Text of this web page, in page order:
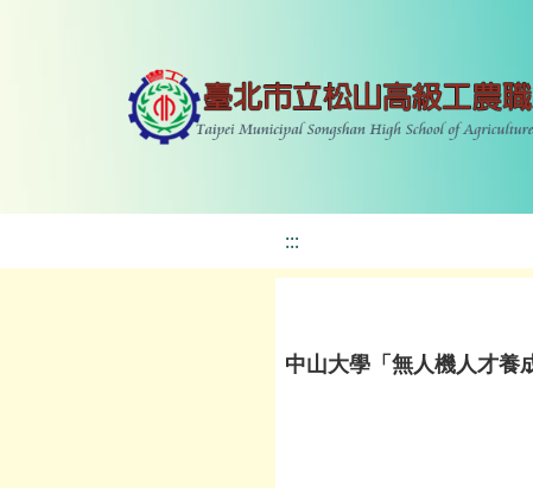
:::
中山大學「無人機人才養